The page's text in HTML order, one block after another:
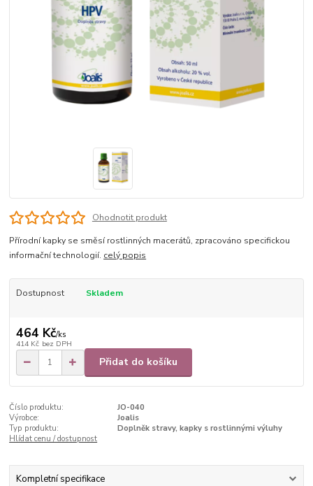
Ohodnotit produkt
Přírodní kapky se směsí rostlinných macerátů, zpracováno specifickou
informační technologií. celý popis
Dostupnost Skladem
464 Kč/ks
414 Kč bez DPH
Přidat do košíku
Číslo produktu:
JO-040
Výrobce:
Joalis
Typ produktu:
Doplněk stravy, kapky s rostlinnými výluhy
Hlídat cenu / dostupnost
Kompletní specifikace